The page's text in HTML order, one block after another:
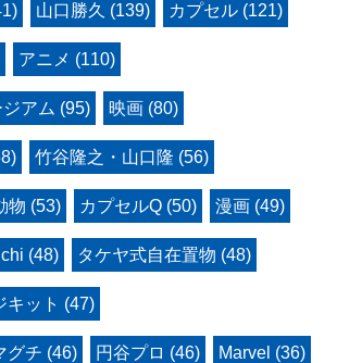
山口勝久 (139) カプセル (121)
アニメ (110)
アム (95) 映画 (80)
竹谷隆之・山口隆 (56)
物 (53) カプセルQ (50) 漫画 (49)
(48) タケヤ式自在置物 (48)
キット (47)
グチ (46) 円谷プロ (46) Marvel (36)